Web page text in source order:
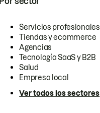
Servicios profesionales
Tiendas y ecommerce
Agencias
Tecnología SaaS y B2B
Salud
Empresa local
Ver todos los sectores